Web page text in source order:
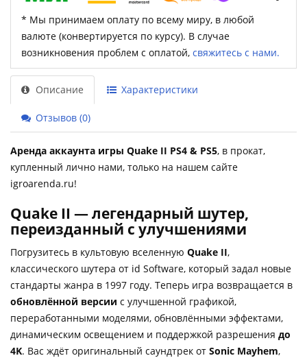
* Мы принимаем оплату по всему миру, в любой
валюте (конвертируется по курсу). В случае
возникновения проблем с оплатой, свяжитесь с нами.
Описание Характеристики
Отзывов (0)
Аренда аккаунта игры Quake II PS4 & PS5, в прокат,
купленный лично нами, только на нашем сайте
igroarenda.ru!
Quake II — легендарный шутер,
переизданный с улучшениями
Погрузитесь в культовую вселенную Quake II,
классического шутера от id Software, который задал новые
стандарты жанра в 1997 году. Теперь игра возвращается в
обновлённой версии с улучшенной графикой,
переработанными моделями, обновлёнными эффектами,
динамическим освещением и поддержкой разрешения до
4K. Вас ждёт оригинальный саундтрек от Sonic Mayhem,